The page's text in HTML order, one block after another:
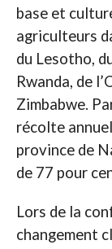
base et
agriculteurs
du Lesotho,
Rwanda, de
Zimbabwe.
récolte
province de
de 77 pour
Lors de la
changement